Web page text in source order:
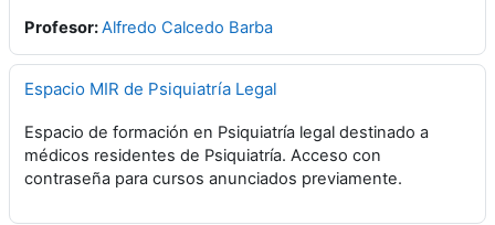
Profesor:Alfredo Calcedo Barba
Espacio MIR de Psiquiatría Legal
Espacio de formación en Psiquiatría legal destinado a
médicos residentes de Psiquiatría. Acceso con
contraseña para cursos anunciados previamente.